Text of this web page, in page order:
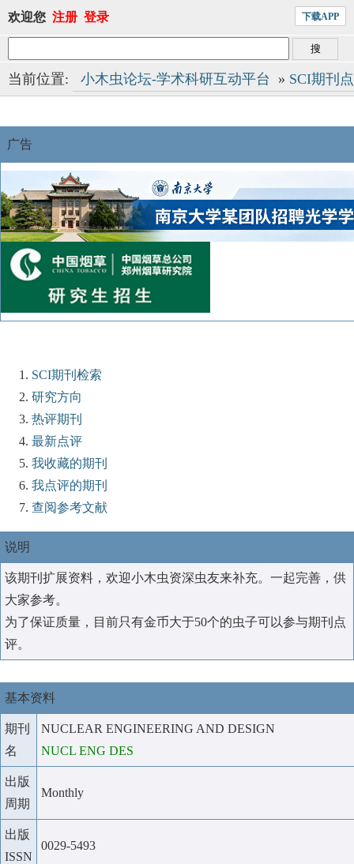
欢迎您 注册 登录 下载APP
当前位置: 小木虫论坛-学术科研互动平台 » SCI期刊
广告
SCI期刊检索
研究方向
热评期刊
最新点评
我收藏的期刊
我点评的期刊
查阅参考文献
说明
该期刊扩展资料，欢迎小木虫资深虫友来补充。一起完善，供
大家参考。
为了保证质量，目前只有金币大于50个的虫子可以参与期刊点
评。
基本资料
期刊
名
NUCLEAR ENGINEERING AND DESIGN
NUCL ENG DES
出版
周期
Monthly
出版
ISSN
0029-5493